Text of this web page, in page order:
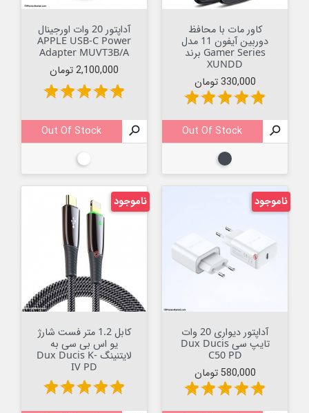
کاور مات با محافظ
دوربین آیفون 11 مدل
Gamer Series برند
XUNDD
قیمت
330,000 تومان
star
star
star
star
star

Out Of Stock
مشکی
آداپتور 20 وات اورجینال
APPLE USB-C Power
Adapter MUVT3B/A
قیمت
2,100,000 تومان
star
star
star
star
star

Out Of Stock
سفید
آداپتور دیواری 20 وات
تایپ سی Dux Ducis
C50 PD
قیمت
580,000 تومان
star
star
star
star
star
ناموجود
کابل 1.2 متر فست شارژ
یو اس بی سی به
لایتنینگ Dux Ducis K-
IV PD
star
star
star
star
star
ناموجود